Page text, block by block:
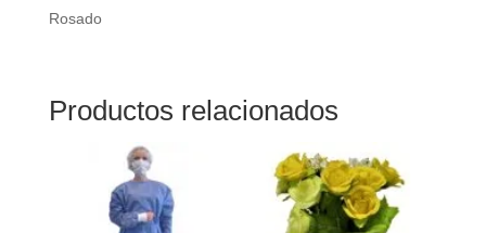
Rosado
Productos relacionados